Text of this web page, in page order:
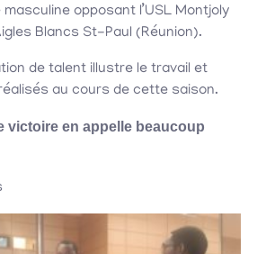
opposant l’USL Montjoly
Blancs St-Paul (Réunion).
de talent illustre le travail et
au cours de cette saison.
victoire en appelle beaucoup